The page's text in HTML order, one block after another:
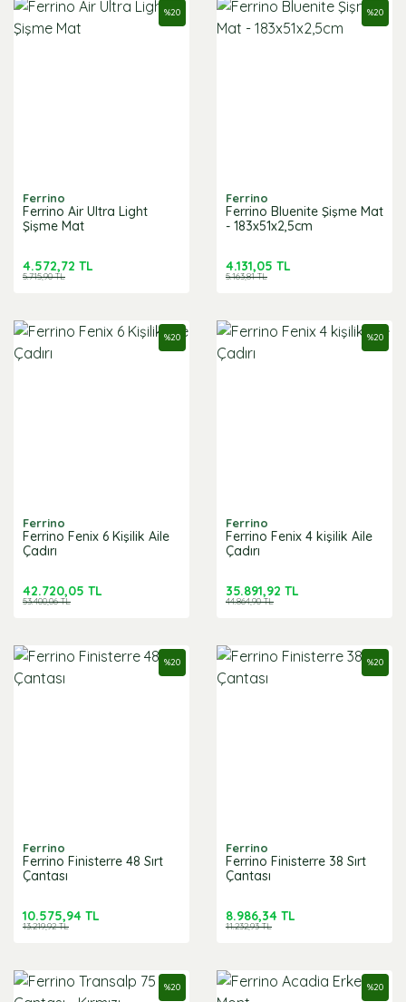
Ferrino
Ferrino Air Ultra Light
Şişme Mat
%20
4.572,72 TL
5.715,90 TL
Ferrino
Ferrino Bluenite Şişme Mat
- 183x51x2,5cm
%20
4.131,05 TL
5.163,81 TL
Ferrino
Ferrino Fenix 6 Kişilik Aile
Çadırı
%20
42.720,05 TL
53.400,06 TL
Ferrino
Ferrino Fenix 4 kişilik Aile
Çadırı
%20
35.891,92 TL
44.864,90 TL
Ferrino
Ferrino Finisterre 48 Sırt
Çantası
%20
10.575,94 TL
13.219,92 TL
Ferrino
Ferrino Finisterre 38 Sırt
Çantası
%20
8.986,34 TL
11.232,93 TL
%20 %20